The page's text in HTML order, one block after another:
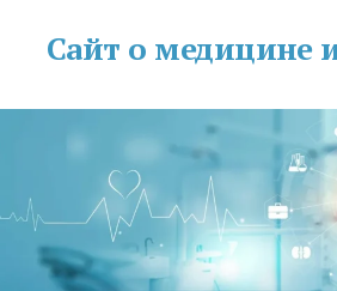
Сайт о медицине